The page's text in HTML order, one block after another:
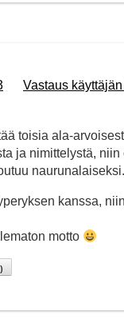
Vastaus
toisia ala-
ja nimittelystä, niin
naurunalaiseksi.
kanssa,
motto
)